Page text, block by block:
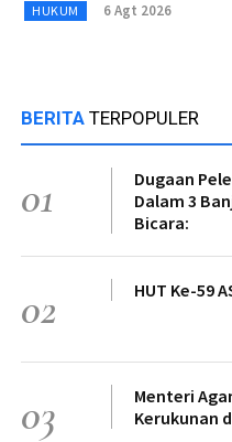
HUKUM 6 Agt 2026
BERITA TERPOPULER
01
Dugaan
Dalam 3
Bicara:
02 HUT Ke-59
03
Menteri
Kerukunan